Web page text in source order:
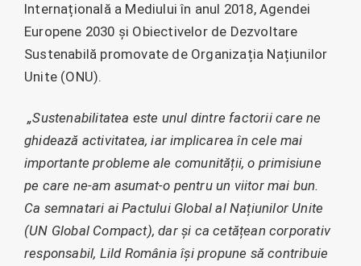
Internațională a Mediului în anul 2018, Agendei
Europene 2030 și Obiectivelor de Dezvoltare
Sustenabilă promovate de Organizația Națiunilor
Unite (ONU).
„Sustenabilitatea este unul dintre factorii care ne
ghidează activitatea, iar implicarea în cele mai
importante probleme ale comunității, o primisiune
pe care ne-am asumat-o pentru un viitor mai bun.
Ca semnatari ai Pactului Global al Națiunilor Unite
(UN Global Compact), dar și ca cetățean corporativ
responsabil, Lild România își propune să contribuie